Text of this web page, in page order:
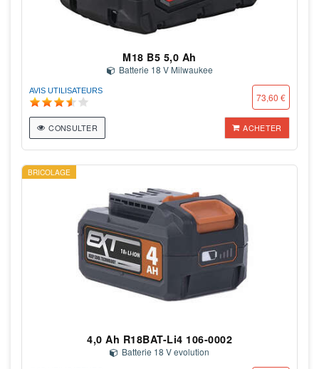
M18 B5 5,0 Ah
Batterie 18 V Milwaukee
AVIS UTILISATEURS
73,60 €
CONSULTER ACHETER
BRICOLAGE
4,0 Ah R18BAT-Li4 106-0002
Batterie 18 V evolution